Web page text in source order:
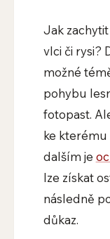
Jak
vlci či rysi?
možné
pohybu
fotopast.
ke kterému
dalším je
lze získat
následně
důkaz.